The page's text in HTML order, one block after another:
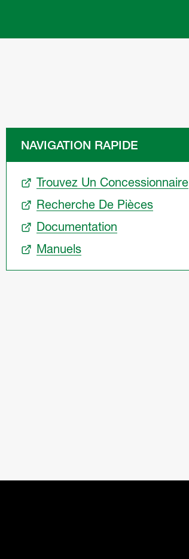
NAVIGATION RAPIDE
Trouvez Un Concessionnaire
Recherche De Pièces
Documentation
Manuels